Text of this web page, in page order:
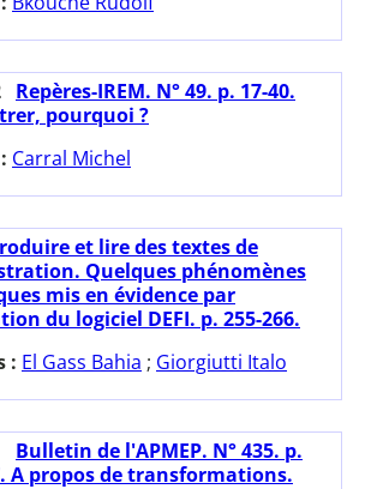
Repères-IREM. N° 49. p. 17-40.
pourquoi ?
Carral Michel
et lire des textes de
Quelques phénomènes
mis en évidence par
du logiciel DEFI. p. 255-266.
: El Gass Bahia ; Giorgiutti Italo
Bulletin de l'APMEP. N° 435. p.
A propos de transformations.